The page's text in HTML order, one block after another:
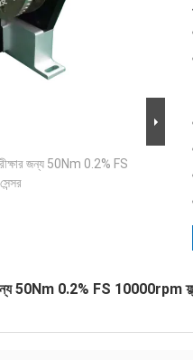
জন্য 50Nm 0.2% FS
জন্য 50Nm 0.2% FS 10000rpm